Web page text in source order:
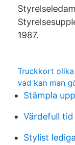
1987.
Truckkort
vad kan man
Stämpla
Värdefull tid
Stylist